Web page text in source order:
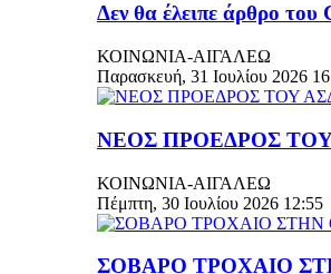
Δεν θα έλειπε άρθρο
ΚΟΙΝΩΝΙΑ-ΑΙΓΑΛΕΩ
Παρασκευή, 31 Ιουλίου 2026
ΝΕΟΣ ΠΡΟΕΔΡΟΣ
ΚΟΙΝΩΝΙΑ-ΑΙΓΑΛΕΩ
Πέμπτη, 30 Ιουλίου 2026 12:55
ΣΟΒΑΡΟ ΤΡΟΧΑΙΟ